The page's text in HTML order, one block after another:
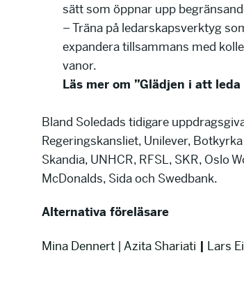
sätt som öppnar upp
– Träna på ledarskapsverktyg
expandera tillsammans med
vanor.
Läs mer om ”Glädjen i att
Bland Soledads tidigare
Regeringskansliet, Unilever,
Skandia, UNHCR, RFSL, SKR, Oslo
McDonalds, Sida och Swedbank.
Alternativa föreläsare
Mina Dennert | Azita Shariati | Lars